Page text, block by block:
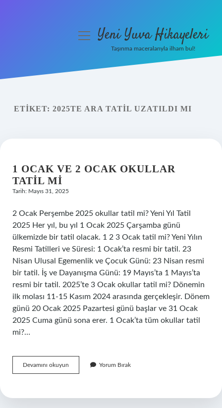
Yasal Uyarı
menüyüYeni Yuva Hikayeleri
Taşınma maceralarıyla ilham bul!
ETIKET: 2025TE ARA TATIL UZATILDI MI
1 OCAK VE 2 OCAK OKULLAR
TATIL MI
Tarih: Mayıs 31, 2025
2 Ocak Perşembe 2025 okullar tatil mi? Yeni Yıl Tatil
2025 Her yıl, bu yıl 1 Ocak 2025 Çarşamba günü
ülkemizde bir tatil olacak. 1 2 3 Ocak tatil mi? Yeni Yılın
Resmi Tatilleri ve Süresi: 1 Ocak’ta resmi bir tatil. 23
Nisan Ulusal Egemenlik ve Çocuk Günü: 23 Nisan resmi
bir tatil. İş ve Dayanışma Günü: 19 Mayıs’ta 1 Mayıs’ta
resmi bir tatil. 2025’te 3 Ocak okullar tatil mi? Dönemin
ilk molası 11-15 Kasım 2024 arasında gerçekleşir. Dönem
günü 20 Ocak 2025 Pazartesi günü başlar ve 31 Ocak
2025 Cuma günü sona erer. 1 Ocak’ta tüm okullar tatil
mi?…
Devamını okuyun
Ocak
Ocak
Yorum Bırak